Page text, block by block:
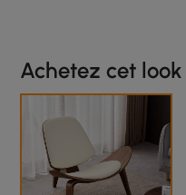
Achetez cet look